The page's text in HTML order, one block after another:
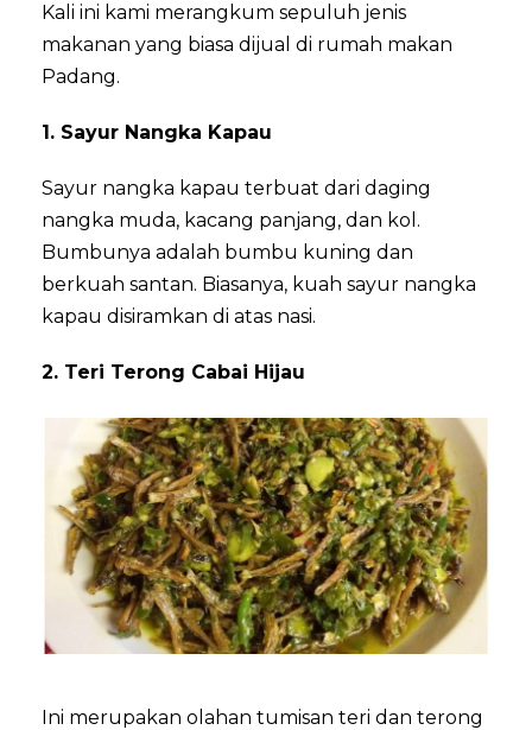
Kali ini kami merangkum sepuluh jenis
makanan yang biasa dijual di rumah makan
Padang.
1. Sayur Nangka Kapau
Sayur nangka kapau terbuat dari daging
nangka muda, kacang panjang, dan kol.
Bumbunya adalah bumbu kuning dan
berkuah santan. Biasanya, kuah sayur nangka
kapau disiramkan di atas nasi.
2. Teri Terong Cabai Hijau
Ini merupakan olahan tumisan teri dan terong